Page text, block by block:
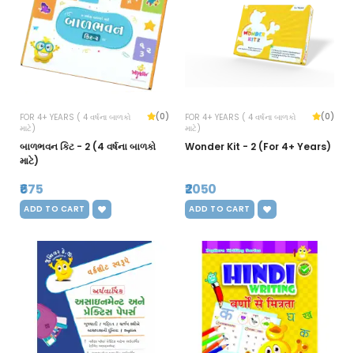
FOR 4+ YEARS ( 4 વર્ષના બાળકો
માટે)
(0)
બાળભવન કિટ - 2 (4 વર્ષના બાળકો
માટે)
₹675
ADD TO CART
FOR 4+ YEARS ( 4 વર્ષના બાળકો
માટે)
(0)
Wonder Kit - 2 (For 4+ Years)
₹2050
ADD TO CART